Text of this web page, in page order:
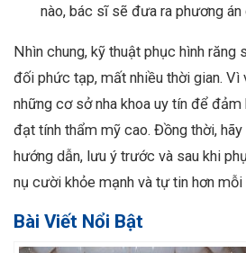
nào, bác sĩ sẽ đưa ra phương
Nhìn chung, kỹ thuật phục hình
đối phức tạp, mất nhiều thời gian. Vì
những cơ sở nha khoa uy tín để
đạt tính thẩm mỹ cao. Đồng thời, hãy
hướng dẫn, lưu ý trước và sau khi
nụ cười khỏe mạnh và tự tin hơn mỗi
Bài Viết Nổi Bật